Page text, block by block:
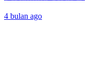
4 bulan ago